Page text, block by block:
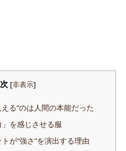
[非表示]
る”のは人間の本能だった
を感じさせる服
が“強さ”を演出する理由